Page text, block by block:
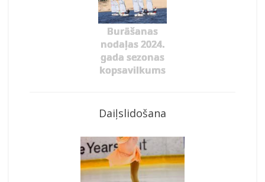
Burāšanas
nodaļas 2024.
gada sezonas
kopsavilkums
Daiļslidošana